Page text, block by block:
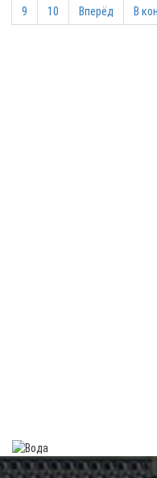
9 10 Вперёд В